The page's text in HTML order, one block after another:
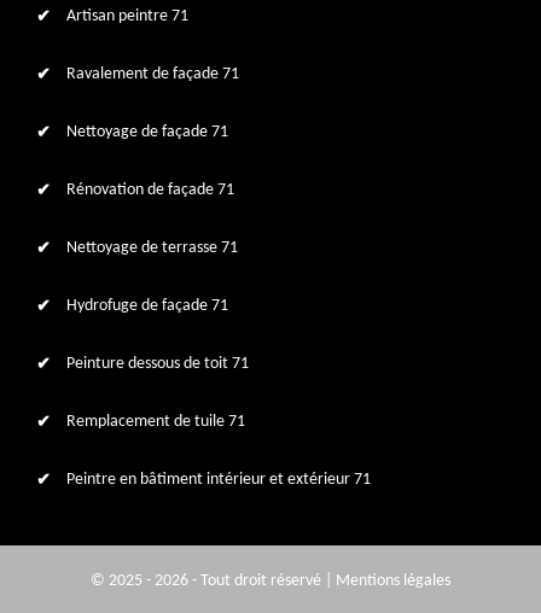
Artisan peintre 71
Ravalement de façade 71
Nettoyage de façade 71
Rénovation de façade 71
Nettoyage de terrasse 71
Hydrofuge de façade 71
Peinture dessous de toit 71
Remplacement de tuile 71
Peintre en bâtiment intérieur et extérieur 71
© 2025 - 2026 - Tout droit réservé | Mentions légales